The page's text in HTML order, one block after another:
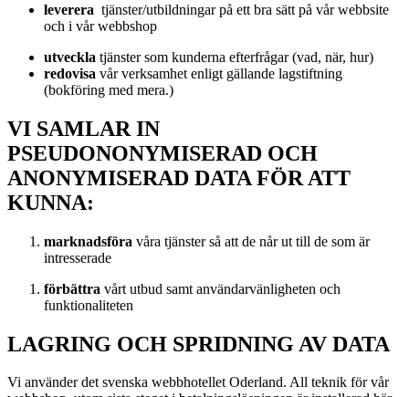
leverera tjänster/utbildningar på ett bra sätt på vår webbsite
och i vår webbshop
utveckla tjänster som kunderna efterfrågar (vad, när, hur)
redovisa vår verksamhet enligt gällande lagstiftning
(bokföring med mera.)
VI SAMLAR IN
PSEUDONONYMISERAD OCH
ANONYMISERAD DATA FÖR ATT
KUNNA:
marknadsföra våra tjänster så att de når ut till de som är
intresserade
förbättra vårt utbud samt användarvänligheten och
funktionaliteten
LAGRING OCH SPRIDNING AV DATA
Vi använder det svenska webbhotellet Oderland. All teknik för vår